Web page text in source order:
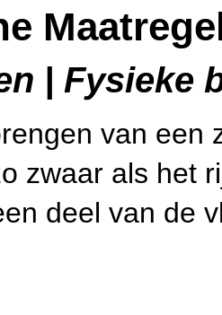
| Fysieke
van een
zwaar als het
deel van de